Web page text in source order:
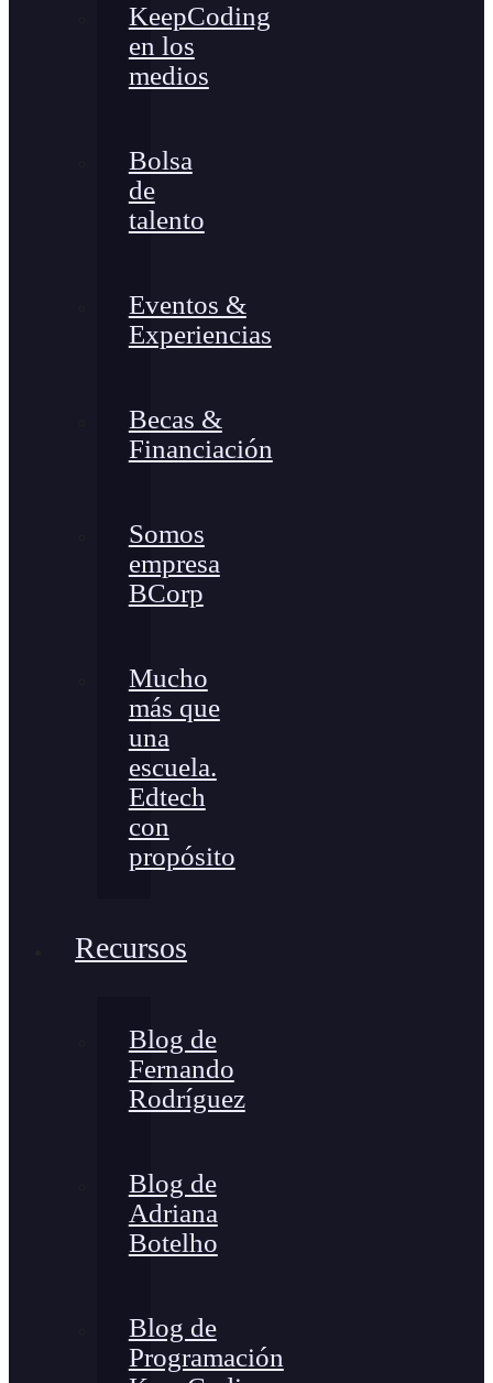
KeepCoding
en los
medios
Bolsa
de
talento
Eventos &
Experiencias
Becas &
Financiación
Somos
empresa
BCorp
Mucho
más que
una
escuela.
Edtech
con
propósito
Recursos
Blog de
Fernando
Rodríguez
Blog de
Adriana
Botelho
Blog de
Programación